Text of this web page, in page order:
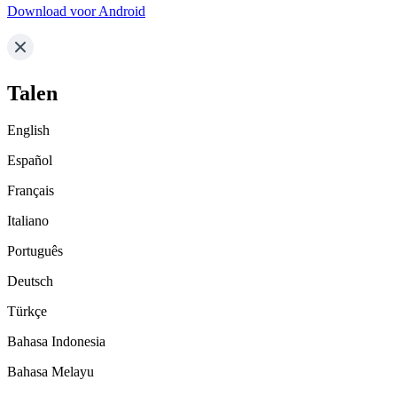
Download voor Android
Talen
English
Español
Français
Italiano
Português
Deutsch
Türkçe
Bahasa Indonesia
Bahasa Melayu